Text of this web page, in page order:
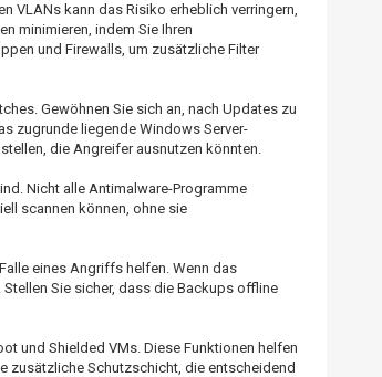
VLANs kann das Risiko erheblich verringern,
minimieren, indem Sie Ihren
und Firewalls, um zusätzliche Filter
Gewöhnen Sie sich an, nach Updates zu
zugrunde liegende Windows Server-
die Angreifer ausnutzen könnten.
Nicht alle Antimalware-Programme
scannen können, ohne sie
eines Angriffs helfen. Wenn das
Sie sicher, dass die Backups offline
und Shielded VMs. Diese Funktionen helfen
zusätzliche Schutzschicht, die entscheidend